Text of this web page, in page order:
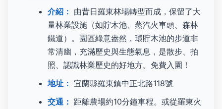
介紹： 由昔日羅東林場轉型而成，保留了大
量林業設施（如貯木池、蒸汽火車頭、森林
鐵道）。園區綠意盎然，環貯木池的步道非
常清幽，充滿歷史與生態氣息，是散步、拍
照、認識林業歷史的好地方。免費入園！
地址： 宜蘭縣羅東鎮中正北路118號
交通： 距離農場約10分鐘車程。或從羅東火